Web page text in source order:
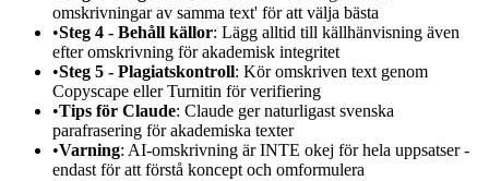
omskrivningar av samma text' för att välja bästa
•Steg 4 - Behåll källor: Lägg alltid till källhänvisning även
efter omskrivning för akademisk integritet
•Steg 5 - Plagiatskontroll: Kör omskriven text genom
Copyscape eller Turnitin för verifiering
•Tips för Claude: Claude ger naturligast svenska
parafrasering för akademiska texter
•Varning: AI-omskrivning är INTE okej för hela uppsatser -
endast för att förstå koncept och omformulera